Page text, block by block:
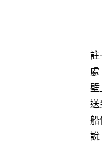
註
處
壁
送
船
說